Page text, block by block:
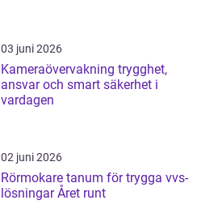
03 juni 2026
Kameraövervakning trygghet,
ansvar och smart säkerhet i
vardagen
02 juni 2026
Rörmokare tanum för trygga vvs-
lösningar Året runt